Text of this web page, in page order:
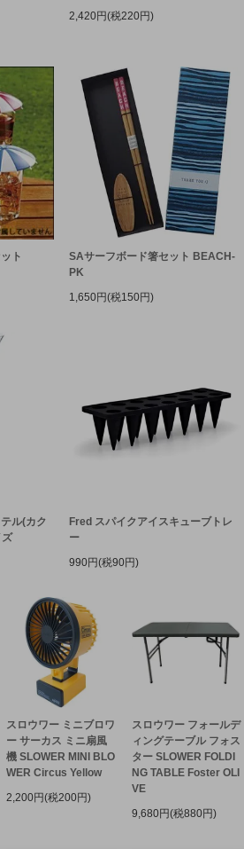
2,420円(税220円)
ト
SAサーフボード箸セット BEACH-
PK
1,650円(税150円)
ル(カク
ズ
Fred スパイクアイスキューブトレ
ー
990円(税90円)
スロウワー ミニブロワ
ー サーカス ミニ扇風
機 SLOWER MINI BLO
WER Circus Yellow
2,200円(税200円)
スロウワー フォールデ
ィングテーブル フォス
ター SLOWER FOLDI
NG TABLE Foster OLI
VE
9,680円(税880円)